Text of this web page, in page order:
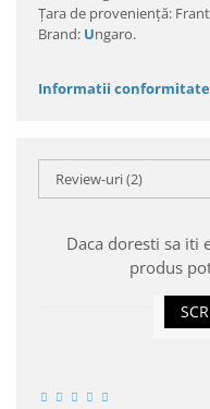
Ţara de provenienţă:
Brand: Ungaro.
Informatii
Review-uri(2)
Daca doresti sa iti
produs